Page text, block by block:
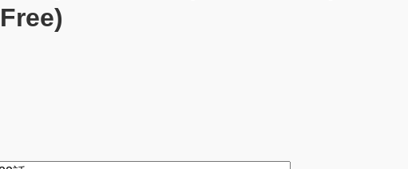
Free)